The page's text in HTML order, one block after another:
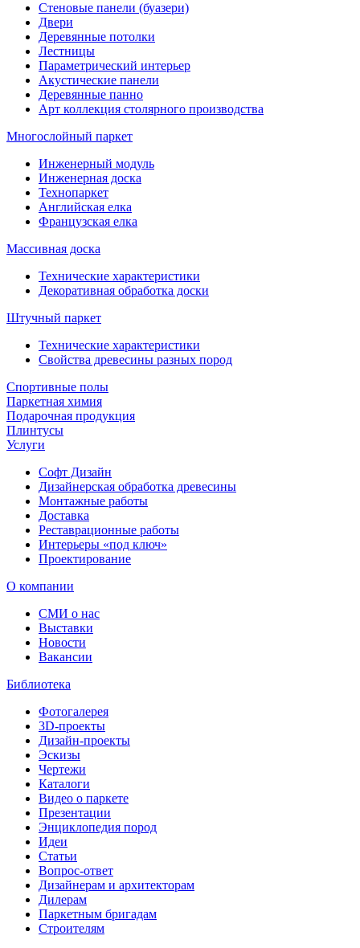
Стеновые панели (буазери)
Двери
Деревянные потолки
Лестницы
Параметрический интерьер
Акустические панели
Деревянные панно
Арт коллекция столярного производства
Многослойный паркет
Инженерный модуль
Инженерная доска
Технопаркет
Английская елка
Французская елка
Массивная доска
Технические характеристики
Декоративная обработка доски
Штучный паркет
Технические характеристики
Свойства древесины разных пород
Спортивные полы
Паркетная химия
Подарочная продукция
Плинтусы
Услуги
Софт Дизайн
Дизайнерская обработка древесины
Монтажные работы
Доставка
Реставрационные работы
Интерьеры «под ключ»
Проектирование
О компании
СМИ о нас
Выставки
Новости
Вакансии
Библиотека
Фотогалерея
3D-проекты
Дизайн-проекты
Эскизы
Чертежи
Каталоги
Видео о паркете
Презентации
Энциклопедия пород
Идеи
Статьи
Вопрос-ответ
Дизайнерам и архитекторам
Дилерам
Паркетным бригадам
Строителям